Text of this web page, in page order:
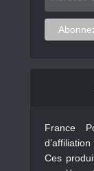
mail
France
Ces